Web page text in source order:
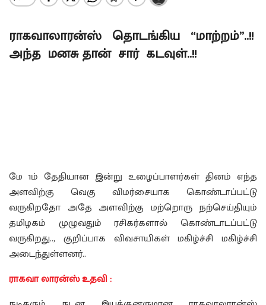
ராகவாலாரன்ஸ் தொடங்கிய “மாற்றம்”..!!
அந்த மனசு தான் சார் கடவுள்..!!
மே 1ம் தேதியான இன்று உழைப்பாளர்கள் தினம் எந்த
அளவிற்கு வெகு விமர்சையாக கொண்டாப்பட்டு
வருகிறதோ அதே அளவிற்கு மற்றொரு நற்செய்தியும்
தமிழகம் முழுவதும் ரசிகர்களால் கொண்டாடப்பட்டு
வருகிறது.., குறிப்பாக விவசாயிகள் மகிழ்ச்சி மகிழ்ச்சி
அடைந்துள்ளனர்..
ராகவா லாரன்ஸ் உதவி :